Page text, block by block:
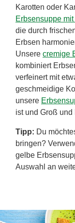
Karotten oder
Erbsensuppe
die durch
Erbsen
Unsere cremige
kombiniert
verfeinert mit
geschmeidige
unsere
ist und Groß
Tipp: Du
bringen?
gelbe
Auswahl an